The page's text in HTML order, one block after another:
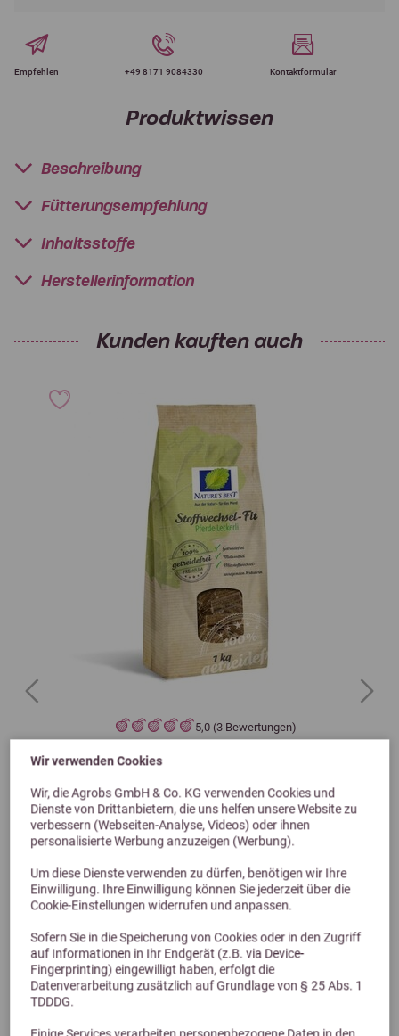
Wir verwenden Cookies
Wir, die Agrobs GmbH & Co. KG verwenden Cookies und
Dienste von Drittanbietern, die uns helfen unsere Website zu
verbessern (Webseiten-Analyse, Videos) oder ihnen
personalisierte Werbung anzuzeigen (Werbung).
Um diese Dienste verwenden zu dürfen, benötigen wir Ihre
Einwilligung. Ihre Einwilligung können Sie jederzeit über die
Cookie-Einstellungen widerrufen und anpassen.
Sofern Sie in die Speicherung von Cookies oder in den Zugriff
auf Informationen in Ihr Endgerät (z.B. via Device-
Fingerprinting) eingewilligt haben, erfolgt die
Datenverarbeitung zusätzlich auf Grundlage von § 25 Abs. 1
TDDDG.
Empfehlen +49 8171 9084330 Kontaktformular
Produktwissen
Beschreibung
Fütterungsempfehlung
Inhaltsstoffe
Herstellerinformation
Kunden kauften auch
5,0 (3 Bewertungen)
Nature's Best Stoffwechsel Fit Leckerli 1kg
5,99 €
Previous Next
Alternative Produkte